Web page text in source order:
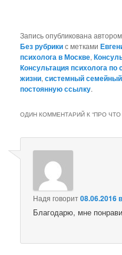
Запись опубликована
Без рубрикис метками
психолога в Москве,
Консультация психолога по
жизни,системный
постоянную ссылку.
ОДИН КОММЕНТАРИЙ К “ПРО ЧТО
Надя говорит08.06.2016
Благодарю, мне